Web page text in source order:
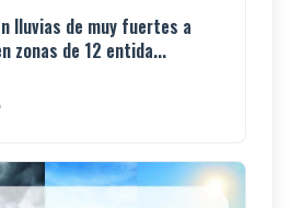
lluvias de muy fuertes a
zonas de 12 entida...